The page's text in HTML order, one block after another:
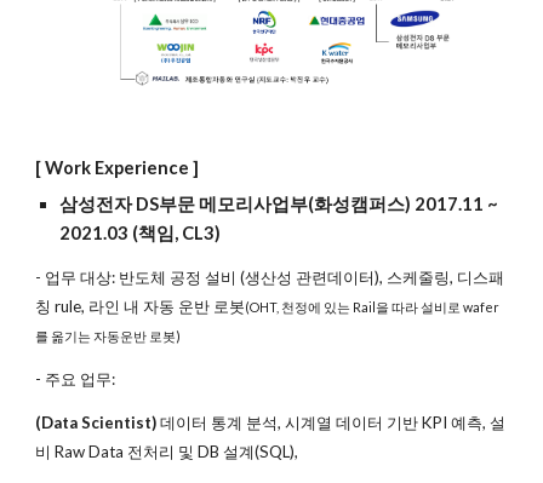
[ Work Experience ]
삼성전자 DS부문 메모리사업부(화성캠퍼스) 2017.11 ~
2021.03 (책임, CL3)
- 업무 대상: 반도체 공정 설비 (생산성 관련데이터), 스케줄링, 디스패
칭 rule, 라인 내 자동 운반 로봇(OHT, 천정에 있는 Rail을 따라 설비로 wafer
를 옮기는 자동운반 로봇)
- 주요 업무:
(Data Scientist)데이터 통계 분석, 시계열 데이터 기반 KPI 예측, 설
비 Raw Data 전처리 및 DB 설계(SQL),